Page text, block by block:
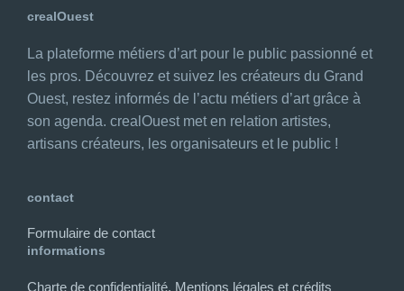
crealOuest
La plateforme métiers d’art pour le public passionné et
les pros. Découvrez et suivez les créateurs du Grand
Ouest, restez informés de l’actu métiers d’art grâce à
son agenda. crealOuest met en relation artistes,
artisans créateurs, les organisateurs et le public !
contact
Formulaire de contact
informations
Charte de confidentialité, Mentions légales et crédits